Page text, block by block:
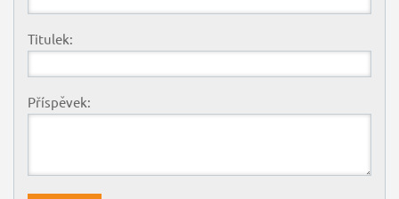
Titulek:
Příspěvek: